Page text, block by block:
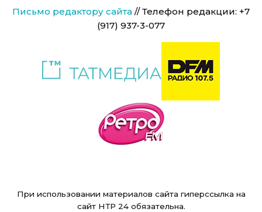
Письмо редактору сайта // Телефон редакции: +7
(917) 937-3-077
При использовании материалов сайта гиперссылка на
сайт НТР 24 обязательна.